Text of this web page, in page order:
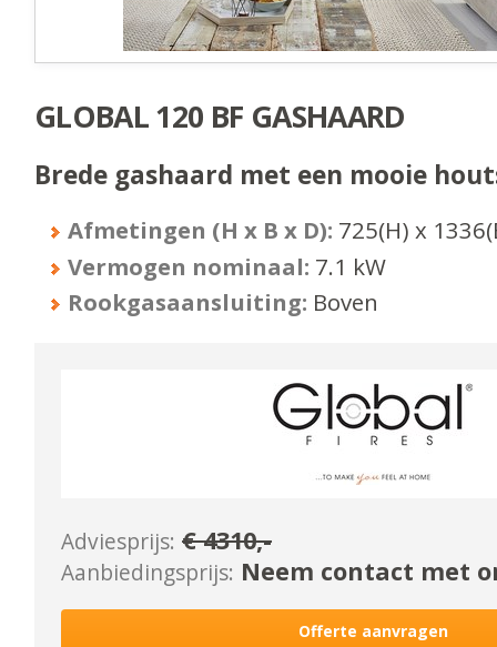
GLOBAL 120 BF GASHAARD
Brede gashaard met een mooie
Afmetingen (H x B x D): 725(H) x 1336
Vermogen nominaal: 7.1 kW
Rookgasaansluiting: Boven
Adviesprijs: €4310,-
Aanbiedingsprijs: Neem contact met
Offerte aanvragen